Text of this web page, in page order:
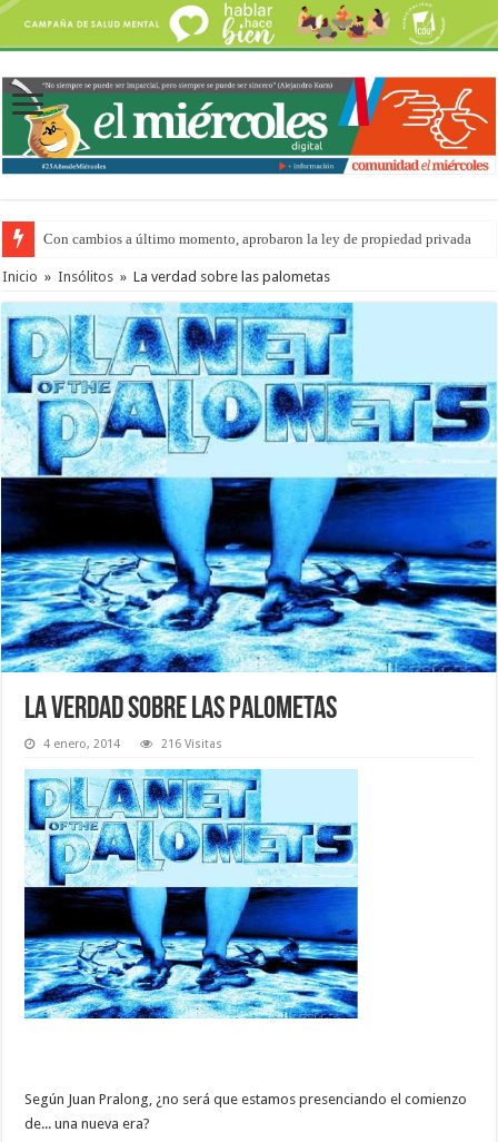
Con cambios a último momento, aprobaron la ley de propiedad privada
Inicio » Insólitos » La verdad sobre las palometas
La verdad sobre las palometas
4 enero, 2014 216 Visitas
Según Juan Pralong, ¿no será que estamos presenciando el comienzo
de... una nueva era?